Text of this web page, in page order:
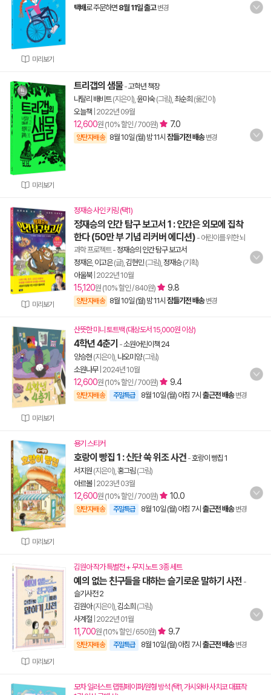
미리보기
택배로 주문하면 8월 11일 출고 변경
미리보기
트리갭의 샘물-고학년 책장
나탈리 배비트(지은이), 윤미숙(그림), 최순희 (옮긴이)
오늘책 2022년 09월
12,600원 (10% 할인 / 700원) 7.0
양탄자배송 8월 10일 (월) 밤 11시 잠들기전 배송 변경
미리보기
정재승 사인 키링 (택1)
정재승의 인간 탐구 보고서 1 : 인간은 외모에 집착
한다 (50만 부 기념 리커버 에디션) - 어린이를 위한 뇌
과학 프로젝트-정재승의 인간 탐구 보고서
정재은, 이고은(글), 김현민(그림), 정재승(기획)
아울북| 2022년 10월
15,120원 (10% 할인 / 840원) 9.8
양탄자배송 8월 10일 (월) 밤 11시 잠들기전 배송 변경
미리보기
산뜻한 미니 토트백 (대상도서 15,000원 이상)
4학년 4춘기 -소원어린이책 24
양승현 (지은이), 나오미양(그림)
소원나무| 2024년 10월
12,600원 (10% 할인 / 700원) 9.4
양탄자배송 주말특급 8월 10일 (월) 아침 7시 출근전 배송 변경
미리보기
용기 스티커
호랑이 빵집 1 : 신단 쑥 위조 사건 -호랑이 빵집 1
서지원 (지은이), 홍그림 (그림)
아르볼| 2023년 03월
12,600원 (10% 할인 / 700원) 10.0
양탄자배송 주말특급 8월 10일 (월) 아침 7시 출근전 배송 변경
미리보기
김원아 작가 특별전 + 무지 노트 3종 세트
예의 없는 친구들을 대하는 슬기로운 말하기 사전 -
슬기사전 2
김원아(지은이), 김소희 (그림)
사계절 2022년 01월
11,700원 (10% 할인 / 650원) 9.7
양탄자배송 주말특급 8월 10일 (월) 아침 7시 출근전 배송 변경
모차 일러스트 랩핑페이퍼/원형 방석 (택1, 가시와바 사치코 대표작